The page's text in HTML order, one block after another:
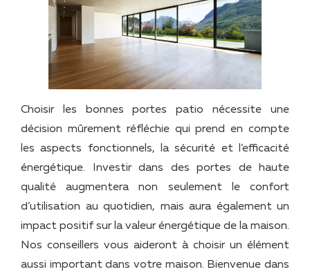
Choisir les bonnes portes patio nécessite une
décision mûrement réfléchie qui prend en compte
les aspects fonctionnels, la sécurité et l’efficacité
énergétique. Investir dans des portes de haute
qualité augmentera non seulement le confort
d’utilisation au quotidien, mais aura également un
impact positif sur la valeur énergétique de la maison.
Nos conseillers vous aideront à choisir un élément
aussi important dans votre maison. Bienvenue dans